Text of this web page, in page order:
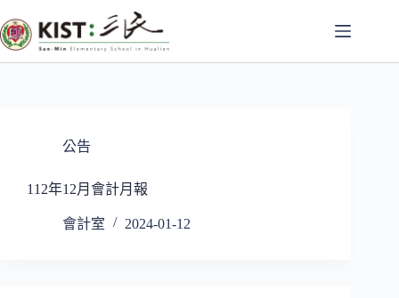
至
主
公告
112年12月會計月報
會計室 2024-01-12